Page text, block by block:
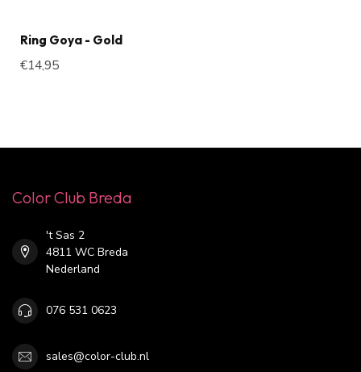
Ring Goya - Gold
€14,95
Color Club Breda
't Sas 2
4811 WC Breda
Nederland
076 531 0623
sales@color-club.nl